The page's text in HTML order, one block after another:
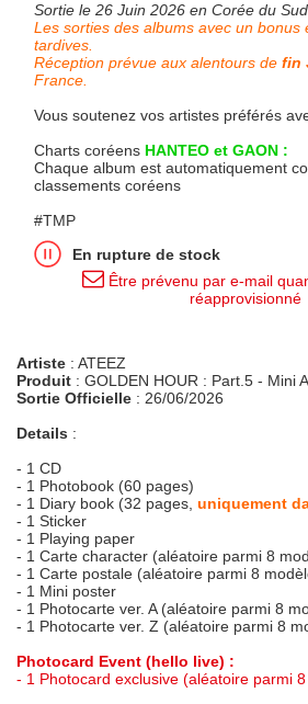
Sortie le 26 Juin 2026 en Corée du Sud
Les sorties des albums avec un bonus
tardives.
Réception prévue aux alentours de fin
France.
Vous soutenez vos artistes préférés
Charts coréens HANTEO et GAON :
Chaque album est automatiquement
classements coréens
#TMP
En rupture de stock
Être prévenu par e-mail
réapprovisionné
Artiste : ATEEZ
Produit : GOLDEN HOUR : Part.5 - Mini
Sortie Officielle : 26/06/2026
Details :
- 1 CD
- 1 Photobook (60 pages)
- 1 Diary book (32 pages, uniquement
- 1 Sticker
- 1 Playing paper
- 1 Carte character (aléatoire parmi 8
- 1 Carte postale (aléatoire parmi 8
- 1 Mini poster
- 1 Photocarte ver. A (aléatoire parmi 8
- 1 Photocarte ver. Z (aléatoire parmi 8
Photocard Event (hello live) :
- 1 Photocard exclusive (aléatoire parmi